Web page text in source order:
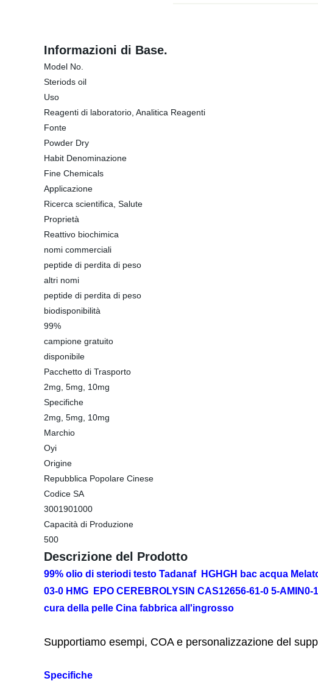
Informazioni di Base.
Model No.
Steriods oil
Uso
Reagenti di laboratorio, Analitica Reagenti
Fonte
Powder Dry
Habit Denominazione
Fine Chemicals
Applicazione
Ricerca scientifica, Salute
Proprietà
Reattivo biochimica
nomi commerciali
peptide di perdita di peso
altri nomi
peptide di perdita di peso
biodisponibilità
99%
campione gratuito
disponibile
Pacchetto di Trasporto
2mg, 5mg, 10mg
Specifiche
2mg, 5mg, 10mg
Marchio
Oyi
Origine
Repubblica Popolare Cinese
Codice SA
3001901000
Capacità di Produzione
500
Descrizione del Prodotto
99% olio di steriodi testo Tadanaf
HGHGH bac acqua
03-0 HMG EPO CEREBROLYSIN CAS12656-61-0 5-
cura della pelle Cina fabbrica all'ingrosso
Supportiamo esempi, COA e personalizzazione del
Specifiche